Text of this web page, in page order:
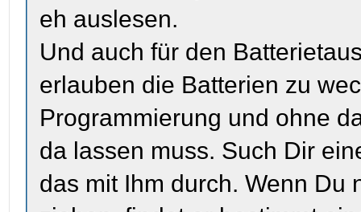
eh auslesen.
Und auch für den
erlauben die Batterien zu
Programmierung und ohne
da lassen muss. Such Dir
das mit Ihm durch. Wenn Du